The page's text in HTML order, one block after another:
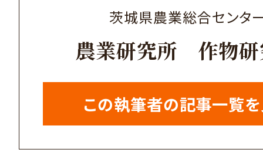
茨城県農業総合センタ
農業研究所 作物
この執筆者の記事一覧